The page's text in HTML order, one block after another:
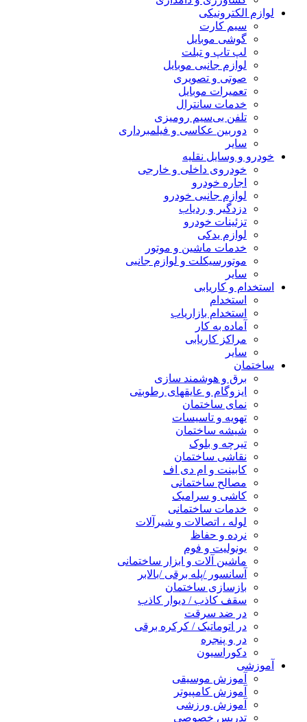
لوازم الکترونیکی
سیم کارت
گوشی موبایل
لپ تاپ و تبلت
لوازم جانبی موبایل
صوتی و تصویری
تعمیرات موبایل
خدمات سانترال
تلفن بی‌سیم رومیزی
دوربین عکاسی و فیلمبرداری
سایر
خودرو و وسایل نقلیه
خودروی داخلی و خارجی
اجاره خودرو
لوازم جانبی خودرو
دزدگیر و ردیاب
تزئینات خودرو
لوازم یدکی
خدمات ماشین و موتور
موتورسیکلت و لوازم جانبی
سایر
استخدام و کاریابی
استخدام
استخدام بازاریاب
آماده به کار
مراکز کاریابی
سایر
ساختمان
برق و هوشمند سازی
ایزوگام و عایقهای رطوبتی
نمای ساختمان
تهویه و تاسیسات
شیشه ساختمان
تیرچه و بلوک
نقاشی ساختمان
کابینت و ام دی اف
مصالح ساختمانی
کاشی و سرامیک
خدمات ساختمانی
لوله ، اتصالات و شیرآلات
نرده و حفاظ
یونولیت و فوم
ماشین آلات و ابزار ساختمانی
آسانسور /پله برقی /بالابر
بازسازی ساختمان
سقف کاذب / دیوار کاذب
در ضد سرقت
در اتوماتیک / کرکره برقی
در و پنجره
دکوراسیون
آموزشی
آموزش موسیقی
آموزش کامپیوتر
آموزش ورزشی
تدریس خصوصی